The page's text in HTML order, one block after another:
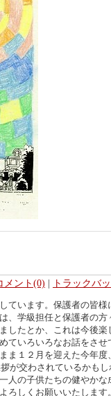
メント(0) | トラックバ
ています。保護者の皆
、学級担任と保護者の
したとか、これは今後
ていろいろなお話をさせ
ま１２月を迎えた今年度
が交わされているかも
人の子供たちの健やか
ろしくお願いいたします